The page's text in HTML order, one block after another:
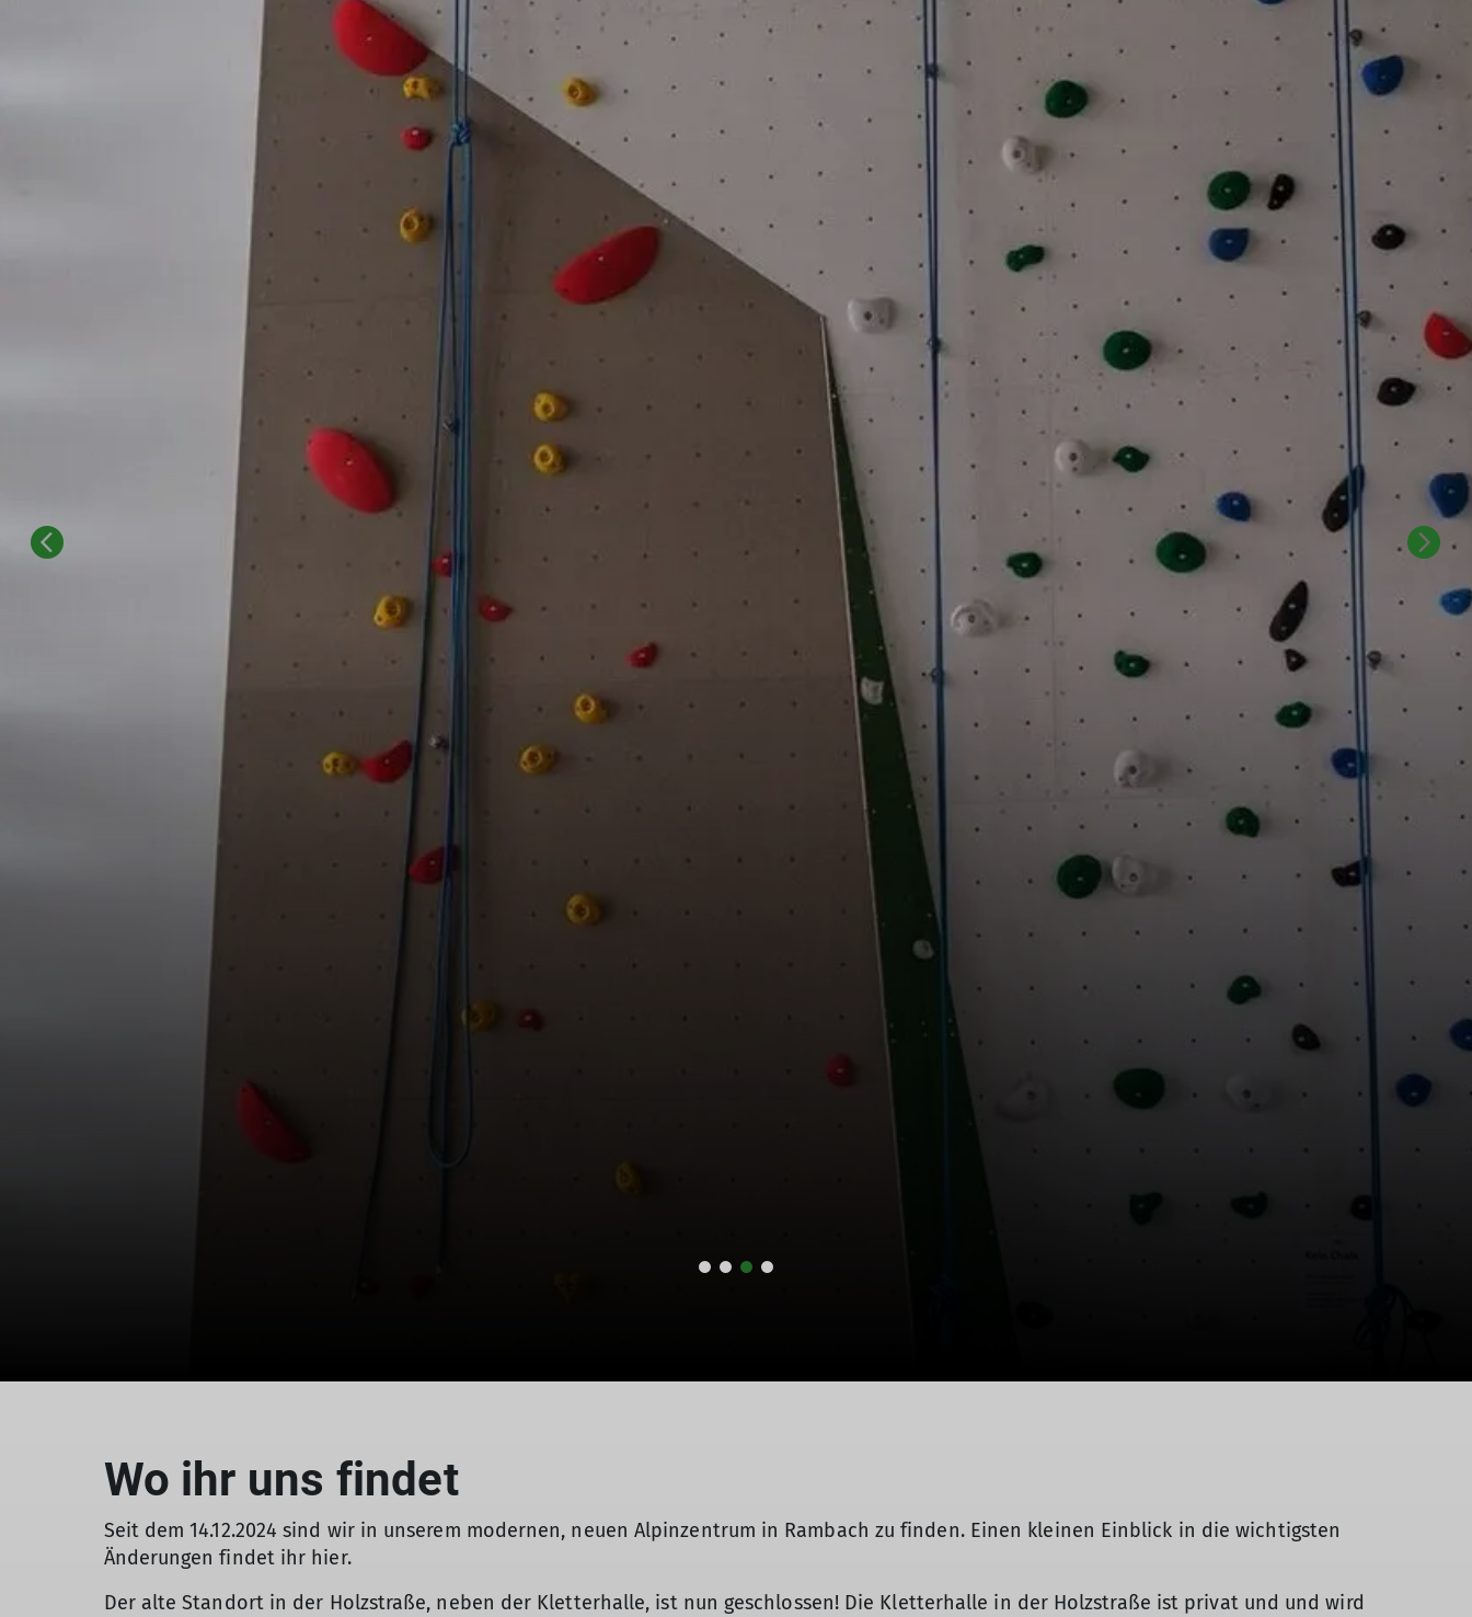
Wo ihr uns findet
Seit dem 14.12.2024 sind wir in unserem modernen, neuen Alpinzentrum in Rambach zu finden. Einen kleinen Einblick in die wichtigsten
Änderungen findet ihr hier.
Der alte Standort in der Holzstraße, neben der Kletterhalle, ist nun geschlossen! Die Kletterhalle in der Holzstraße ist privat und und wird